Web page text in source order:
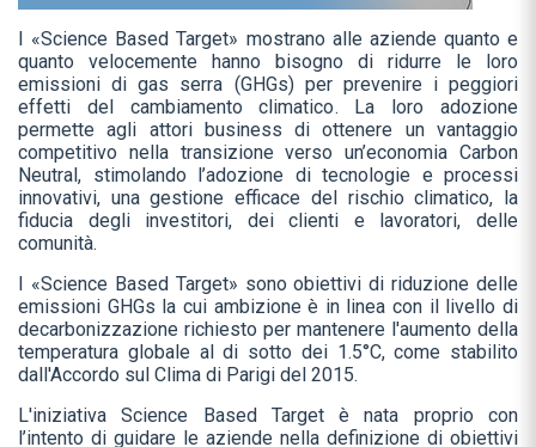
I «Science Based Target» mostrano alle aziende quanto e
quanto velocemente hanno bisogno di ridurre le loro
emissioni di gas serra (GHGs) per prevenire i peggiori
effetti del cambiamento climatico. La loro adozione
permette agli attori business di ottenere un vantaggio
competitivo nella transizione verso un’economia Carbon
Neutral, stimolando l’adozione di tecnologie e processi
innovativi, una gestione efficace del rischio climatico, la
fiducia degli investitori, dei clienti e lavoratori, delle
comunità.
I «Science Based Target» sono obiettivi di riduzione delle
emissioni GHGs la cui ambizione è in linea con il livello di
decarbonizzazione richiesto per mantenere l'aumento della
temperatura globale al di sotto dei 1.5°C, come stabilito
dall'Accordo sul Clima di Parigi del 2015.
L'iniziativa Science Based Target è nata proprio con
l’intento di guidare le aziende nella definizione di obiettivi